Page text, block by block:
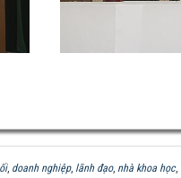
, doanh nghiệp, lãnh đạo, nhà khoa học,